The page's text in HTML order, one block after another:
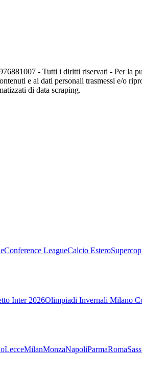
- Tutti i diritti riservati - Per la
e ai dati personali trasmessi e/o
di data scraping.
Conference LeagueCalcio Estero
Inter 2026Olimpiadi Invernali Milano
LecceMilanMonzaNapoliParmaRoma